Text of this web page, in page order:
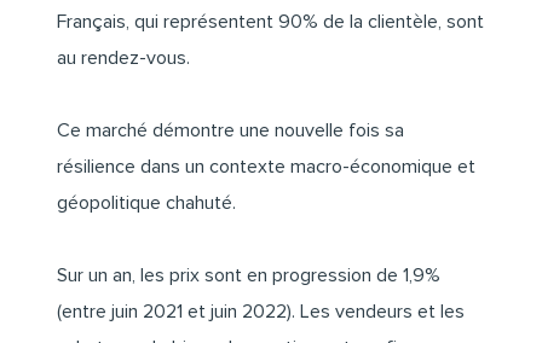
Français, qui représentent 90% de la clientèle, sont
au rendez-vous.
Ce marché démontre une nouvelle fois sa
résilience dans un contexte macro-économique et
géopolitique chahuté.
Sur un an, les prix sont en progression de 1,9%
(entre juin 2021 et juin 2022). Les vendeurs et les